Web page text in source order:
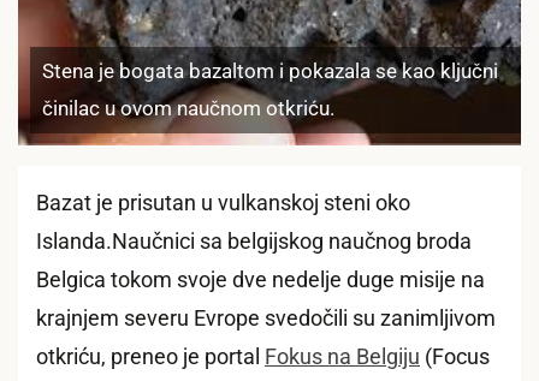
Stena je bogata bazaltom i pokazala se kao ključni
činilac u ovom naučnom otkriću.
Bazat je prisutan u vulkanskoj steni oko
Islanda.Naučnici sa belgijskog naučnog broda
Belgica tokom svoje dve nedelje duge misije na
krajnjem severu Evrope svedočili su zanimljivom
otkriću, preneo je portal Fokus na Belgiju (Focus